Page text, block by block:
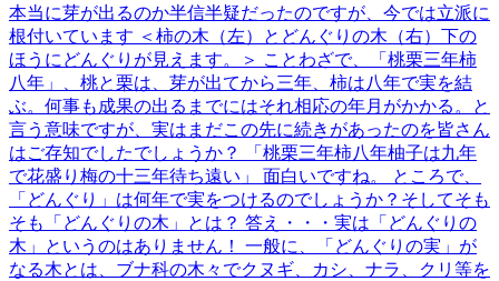
本当に芽が出るのか半信半疑だったのですが、今では立派に
根付いています ＜柿の木（左）とどんぐりの木（右）下の
ほうにどんぐりが見えます。＞ ことわざで、「桃栗三年柿
八年」、桃と栗は、芽が出てから三年、柿は八年で実を結
ぶ。何事も成果の出るまでにはそれ相応の年月がかかる。と
言う意味ですが、実はまだこの先に続きがあったのを皆さん
はご存知でしたでしょうか？ 「桃栗三年柿八年柚子は九年
で花盛り梅の十三年待ち遠い」 面白いですね。 ところで、
「どんぐり」は何年で実をつけるのでしょうか？そしてそも
そも「どんぐりの木」とは？ 答え・・・実は「どんぐりの
木」というのはありません！ 一般に、「どんぐりの実」が
なる木とは、ブナ科の木々でクヌギ、カシ、ナラ、クリ等を